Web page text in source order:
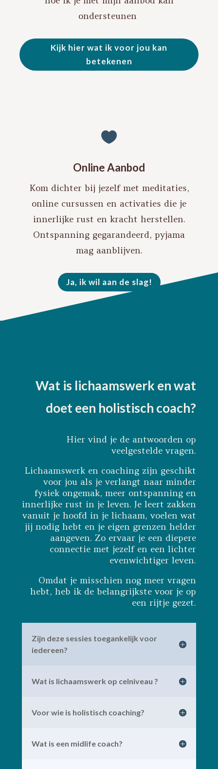
ondersteunen
Kijk hier wat ik voor jou kan
betekenen

Online Aanbod
Kom dichter bij jezelf met meditaties,
online cursussen en activaties die je
innerlijke rust en kracht herstellen.
Ontspanning gegarandeerd, pyjama
mag aanblijven.
Ja, ik wil aan de slag!
Wat is lichaamswerk en wat
doet een holistisch coach?
Hier vind je de antwoorden op
veelgestelde vragen.
Lichaamswerk en coaching zijn geschikt
voor jou als je verlangt naar minder
fysiek ongemak, meer ontspanning en
innerlijke rust in je leven. Je leert zakken
vanuit je hoofd in je lichaam, voelen wat
jij nodig hebt en je eigen grenzen helder
aangeven. Zo ervaar je een diepere
connectie met jezelf en een lichter
evenwichtiger leven.
Omdat je misschien nog meer vragen
hebt, heb ik de belangrijkste voor je op
een rijtje gezet.
Zijn deze sessies toegankelijk voor
iedereen?
Wat is lichaamswerk op celniveau ?
Voor wie is holistisch coaching?
Wat is een midlife coach?